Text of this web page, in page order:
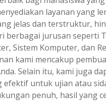
layanan yang
jelas dan terstruktur,
berbagai jurusan seperti
Sistem Komputer, dan
kami mencakup
Selain itu, kami juga
untuk ujian atau
penuh, hasil yang